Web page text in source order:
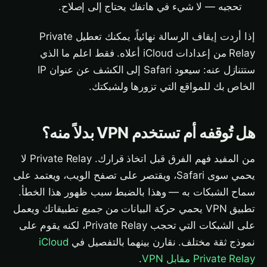
تحجبه — لا شيء في هاتفك يحتاج إلى إصلاح.
إذا أردت إيقاف الرسالة نهائياً، يمكنك تعطيل Private
Relay من إعدادات iCloud أعلاه. فقط اعلم ما الذي
ستتنازل عنه: سيعود Safari إلى الكشف عن عنوان IP
الخاص بك للمواقع التي تزورها ولشبكتك.
هل تُوقفه أم تستخدم VPN بدلاً منه؟
من المفيد فهم الفرق قبل اتخاذ قرارك. Private Relay لا
يحمي سوى Safari، ويقتصر على تصفح الويب، ويعتمد على
سماح الشبكات به — وهذا بالضبط سبب ظهور هذا الخطأ.
تطبيق VPN يحمي حركة البيانات من
جميع تطبيقاتك ويعمل
على الشبكات التي تحجب Private Relay، لكنه يقوم على
نموذج ثقة مختلف. نقارن بينهما بالتفصيل في iCloud
Private Relay مقابل VPN
.